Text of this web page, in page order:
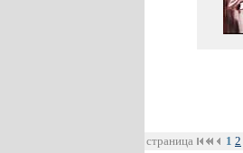
страница 1 2